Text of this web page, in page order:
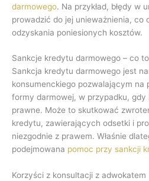
darmowego. Na przykład, błędy w
prowadzić do jej unieważnienia, co
odzyskania poniesionych kosztów.
Sankcje kredytu darmowego – co
Sankcja kredytu darmowego jest
konsumenckiego pozwalającym
formy darmowej, w przypadku, gdy
prawne. Może to skutkować
kredytu, zawierających odsetki i
niezgodnie z prawem. Właśnie
podejmowana pomoc przy sankcji
Korzyści z konsultacji z adwokatem